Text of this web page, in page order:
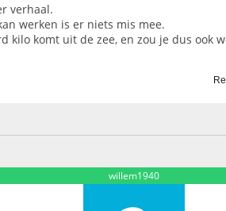
verhaal.
werken is er niets mis mee.
kilo komt uit de zee, en zou je dus ook
willem1940